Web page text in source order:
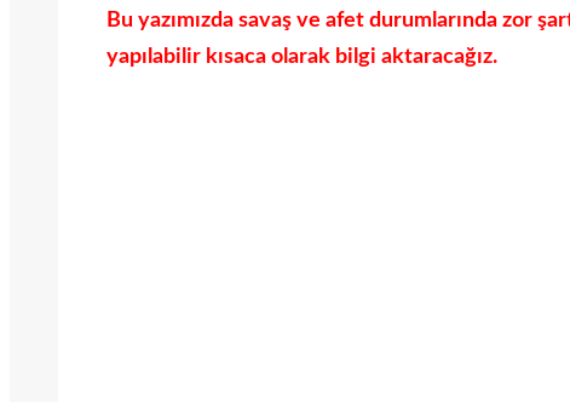
Bu yazımızda savaş ve afet durumlarında zor
yapılabilir kısaca olarak bilgi aktaracağız.